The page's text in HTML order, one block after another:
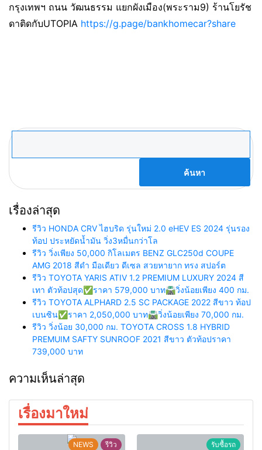
กรุงเทพฯ ถนน วัฒนธรรม แยกผังเมือง(พระราม9) ร้านโยรัช
ดาติดกับUTOPIA https://g.page/bankhomecar?share
ค้นหา
เรื่องล่าสุด
รีวิว HONDA CRV ไฮบริด รุ่นใหม่ 2.0 eHEV ES 2024 รุ่นรอง
ท้อป ประหยัดน้ำมัน วิ่ง3หมื่นกว่าโล
รีวิว วิ่งเพียง 50,000 กิโลเมตร BENZ GLC250d COUPE
AMG 2018 สีดำ มือเดียว ดีเซล สวยหายาก ทรง สปอร์ต
รีวิว TOYOTA YARIS ATIV 1.2 PREMIUM LUXURY 2024 สี
เทา ตัวท้อปสุด✅ราคา 579,000 บาท🛣️วิ่งน้อยเพียง 400 กม.
รีวิว TOYOTA ALPHARD 2.5 SC PACKAGE 2022 สีขาว ท้อป
เบนซิน✅ราคา 2,050,000 บาท🛣️วิ่งน้อยเพียง 70,000 กม.
รีวิว วิ่งน้อย 30,000 กม. TOYOTA CROSS 1.8 HYBRID
PREMUIM SAFTY SUNROOF 2021 สีขาว ตัวท้อปราคา
739,000 บาท
ความเห็นล่าสุด
เรื่องมาใหม่
NEWS รีวิว รับซื้อรถ